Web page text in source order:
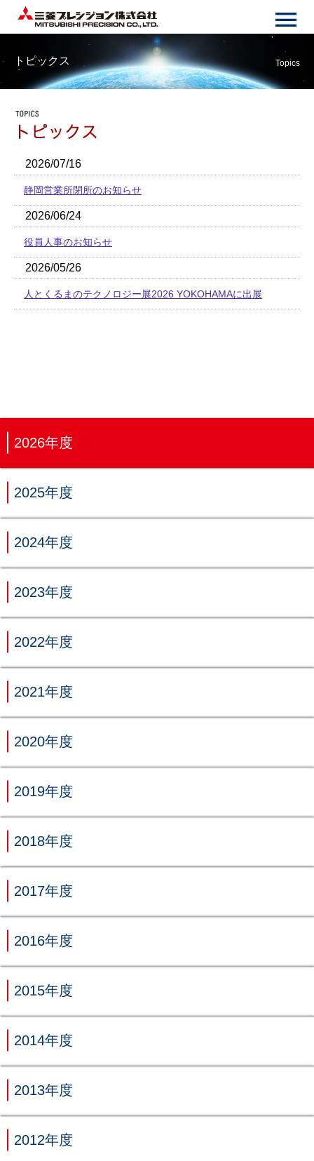
トピックス Topics
2026/07/16
静岡営業所閉所のお知らせ
2026/06/24
役員人事のお知らせ
2026/05/26
人とくるまのテクノロジー展2026 YOKOHAMAに出展
2026年度
2025年度
2024年度
2023年度
2022年度
2021年度
2020年度
2019年度
2018年度
2017年度
2016年度
2015年度
2014年度
2013年度
2012年度